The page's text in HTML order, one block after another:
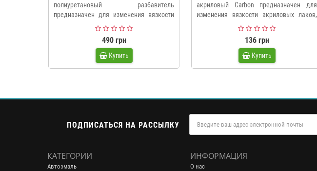
полиуретановый разбавитель
предназначен для изменения вязкости
490 грн
Купить
акриловый Carbon предназначен для
изменения вязкости акриловых лаков,
красок и грунтов. ..
136 грн
Купить
ПОДПИСАТЬСЯ НА РАССЫЛКУ
КАТЕГОРИИ
Автоэмаль
ИНФОРМАЦИЯ
О нас